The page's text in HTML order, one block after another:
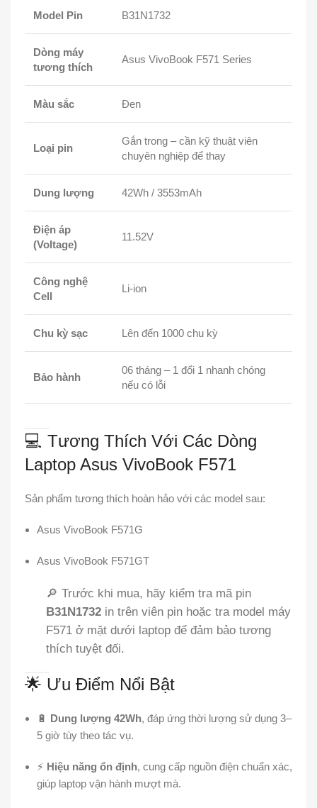
Model Pin B31N1732
Dòng máy
tương thích
Asus VivoBook F571 Series
Màu sắc Đen
Loại pin
Gắn trong – cần kỹ thuật viên
chuyên nghiệp để thay
Dung lượng 42Wh / 3553mAh
Điện áp
(Voltage)
11.52V
Công nghệ
Cell
Li-ion
Chu kỳ sạc Lên đến 1000 chu kỳ
Bảo hành
06 tháng – 1 đổi 1 nhanh chóng
nếu có lỗi
💻 Tương Thích Với Các Dòng
Laptop Asus VivoBook F571
Sản phẩm tương thích hoàn hảo với các model sau:
Asus VivoBook F571G
Asus VivoBook F571GT
🔎 Trước khi mua, hãy kiểm tra mã pin
B31N1732 in trên viên pin hoặc tra model máy
F571 ở mặt dưới laptop để đảm bảo tương
thích tuyệt đối.
🌟 Ưu Điểm Nổi Bật
🔋 Dung lượng 42Wh, đáp ứng thời lượng sử dụng 3–
5 giờ tùy theo tác vụ.
⚡ Hiệu năng ổn định, cung cấp nguồn điện chuẩn xác,
giúp laptop vận hành mượt mà.